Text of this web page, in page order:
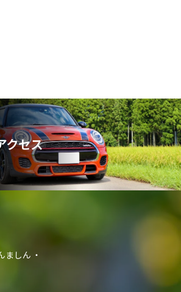
クセス
ましん